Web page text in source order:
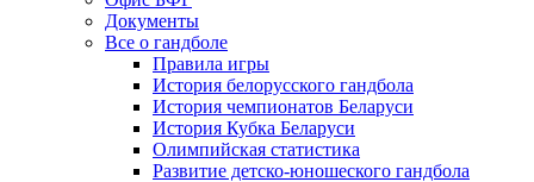
Документы
Все о гандболе
Правила игры
История белорусского гандбола
История чемпионатов Беларуси
История Кубка Беларуси
Олимпийская статистика
Развитие детско-юношеского гандбола